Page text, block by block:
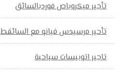
تأجير ميكروباص فوردبالسائق
تأحير مرسيدس فيانو مع السائقط
تاجير اتوبيسات سياحية